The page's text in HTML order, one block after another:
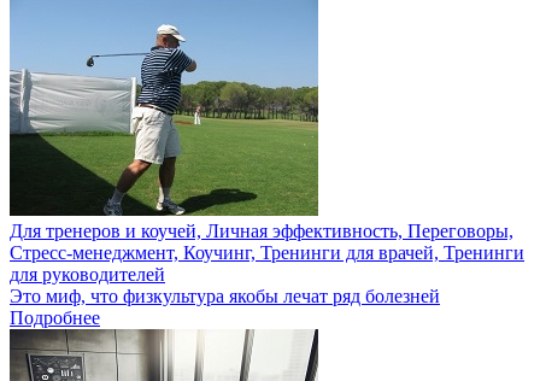
Для тренеров и коучей, Личная эффективность, Переговоры,
Стресс-менеджмент, Коучинг, Тренинги для врачей, Тренинги
для руководителей
Это миф, что физкультура якобы лечат ряд болезней
Подробнее